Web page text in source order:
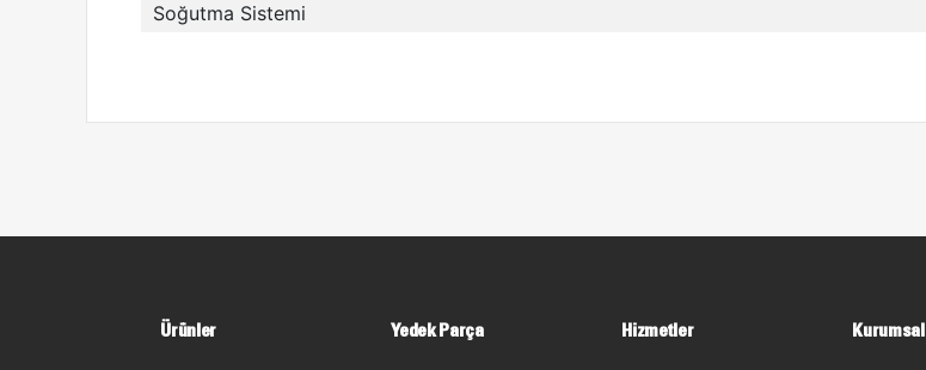
Soğutma Sistemi
Ürünler Yedek Parça Hizmetler Kurumsal